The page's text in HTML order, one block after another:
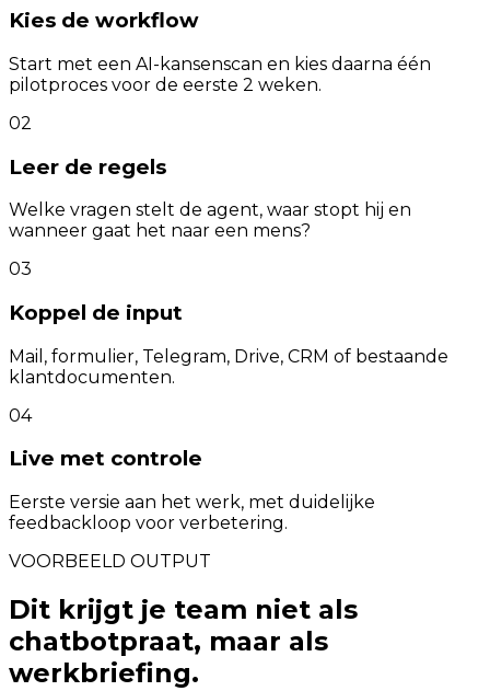
Kies de workflow
Start met een AI-kansenscan en kies daarna één
pilotproces voor de eerste 2 weken.
02
Leer de regels
Welke vragen stelt de agent, waar stopt hij en
wanneer gaat het naar een mens?
03
Koppel de input
Mail, formulier, Telegram, Drive, CRM of bestaande
klantdocumenten.
04
Live met controle
Eerste versie aan het werk, met duidelijke
feedbackloop voor verbetering.
VOORBEELD OUTPUT
Dit krijgt je team niet als
chatbotpraat, maar als
werkbriefing.